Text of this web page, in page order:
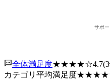
全体満足度★★★★☆4.7(3
カテゴリ平均満足度★★★★